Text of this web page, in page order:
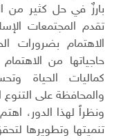
بارزٌ في حل كثير من
تقدم المجتمعات
الاهتمام بضرورات
حاجياتها من
كماليات الحياة
والمحافظة على
ونظراً لهذا الدور،
تنميتها وتطويرها